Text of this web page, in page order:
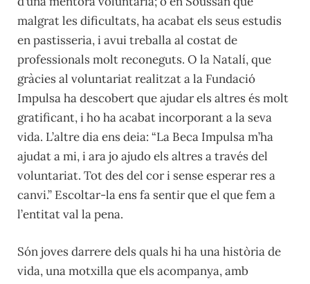
malgrat les dificultats, ha acabat els seus estudis
en pastisseria, i avui treballa al costat de
professionals molt reconeguts. O la Natalí, que
gràcies al voluntariat realitzat a la Fundació
Impulsa ha descobert que ajudar els altres és molt
gratificant, i ho ha acabat incorporant a la seva
vida. L’altre dia ens deia: “La Beca Impulsa m’ha
ajudat a mi, i ara jo ajudo els altres a través del
voluntariat. Tot des del cor i sense esperar res a
canvi.” Escoltar-la ens fa sentir que el que fem a
l’entitat val la pena.
Són joves darrere dels quals hi ha una història de
vida, una motxilla que els acompanya, amb